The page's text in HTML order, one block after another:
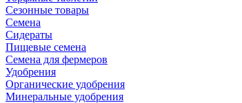
Сезонные товары
Семена
Сидераты
Пищевые семена
Семена для фермеров
Удобрения
Органические удобрения
Минеральные удобрения